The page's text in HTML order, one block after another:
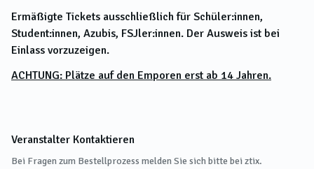
Ermäßigte Tickets ausschließlich für Schüler:innen,
Student:innen, Azubis, FSJler:innen. Der Ausweis ist bei
Einlass vorzuzeigen.
ACHTUNG: Plätze auf den Emporen erst ab 14 Jahren.
Veranstalter Kontaktieren
Bei Fragen zum Bestellprozess melden Sie sich bitte bei ztix.